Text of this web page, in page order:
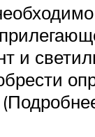
и